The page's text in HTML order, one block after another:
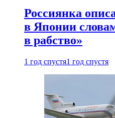
Россиянка
в Японии
в рабство»
1 год спустя1 год спустя